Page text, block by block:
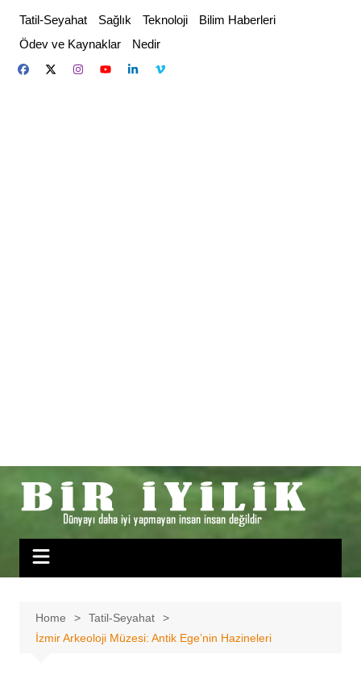
content
Tatil-Seyahat Sağlık Teknoloji
Bilim Haberleri
Ödev ve Kaynaklar
Nedir
Home
Tatil-Seyahat
İzmir Arkeoloji Müzesi: Antik Ege’nin Hazineleri